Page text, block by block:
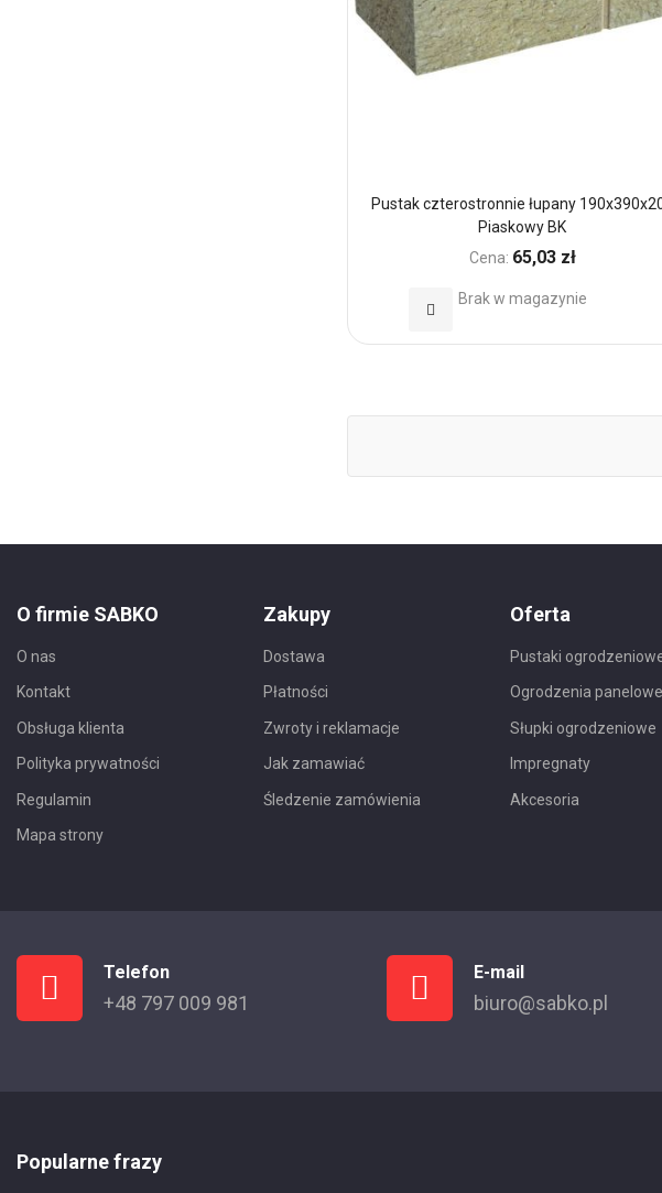
Pustak czterostronnie łupany
Piaskowy BK
Cena: 65,03 zł
Brak w magazynie
Dodaj
O firmie SABKO
O nas
Kontakt
Obsługa klienta
Polityka prywatności
Regulamin
Mapa strony
Zakupy
Dostawa
Płatności
Zwroty i reklamacje
Jak zamawiać
Śledzenie zamówienia
Oferta
Pustaki
Ogrodzenia panelowe
Słupki ogrodzeniowe
Impregnaty
Akcesoria
Telefon
+48 797 009 981
E-mail
biuro@sabko.pl
Popularne frazy